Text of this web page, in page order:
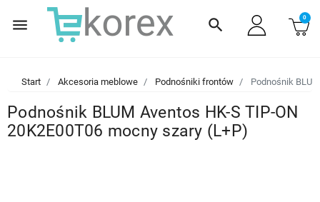
menu search 0
Start Akcesoria meblowe Podnośniki frontów Podnośnik
Podnośnik BLUM Aventos HK-S TIP-ON
20K2E00T06 mocny szary (L+P)